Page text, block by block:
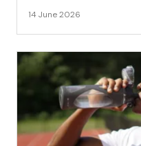
14 June 2026